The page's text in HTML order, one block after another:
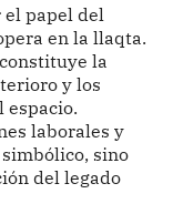
el papel del
en la llaqta.
la
y los
espacio.
laborales y
sino
del legado